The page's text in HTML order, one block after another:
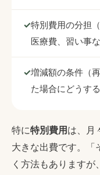
特別費用の分担
医療費、習い事な
増減額の条件（
た場合にどうする
特に特別費用 は、月
大きな出費です。「
く方法もあります